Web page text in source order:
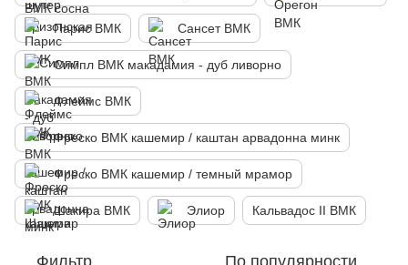
Парис ВМК Сансет ВМК
Симпл ВМК макадамия - дуб ливорно
Флеймс ВМК
Фреско ВМК кашемир / каштан арвадонна минк
Фреско ВМК кашемир / темный мрамор
Шакира ВМК Элиор Кальвадос ІІ ВМК
Фильтр По популярности